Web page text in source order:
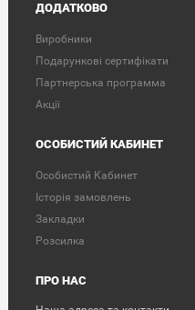
ДОДАТКОВО
Виробники
Подарункові сертифікати
Партнерська программа
Акції
ОСОБИСТИЙ КАБИНЕТ
Особистий Кабинет
Історія замовлень
Закладки
Розсилка
ПРО НАС